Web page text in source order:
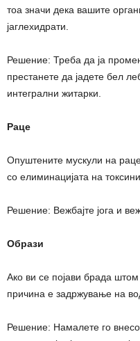
тоа значи дека вашите
јаглехидрати.
Решение: Треба да ја
престанете да јадете бел
интегрални житарки.
Раце
Опуштените мускули на
со елиминацијата на
Решение: Вежбајте јога и
Образи
Ако ви се појави брада штом
причина е задржување на
Решение: Намалете го